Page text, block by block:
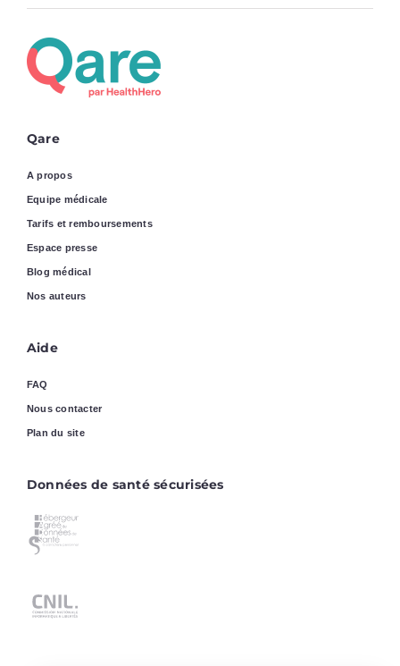
Qare
A propos
Equipe médicale
Tarifs et remboursements
Espace presse
Blog médical
Nos auteurs
Aide
FAQ
Nous contacter
Plan du site
Données de santé sécurisées